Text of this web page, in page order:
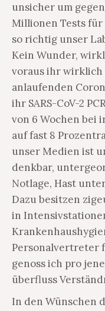
unsicher um
Millionen Tests
so richtig unser
Kein Wunder,
voraus ihr
anlaufenden
ihr SARS-CoV-2
von 6 Wochen bei
auf fast 8
unser Medien ist
denkbar,
Notlage, Hast
Dazu besitzen
in
Personalvertreter
genoss ich pro
überfluss
In den Wünschen